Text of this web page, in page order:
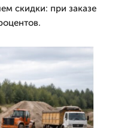
скидки: при заказе